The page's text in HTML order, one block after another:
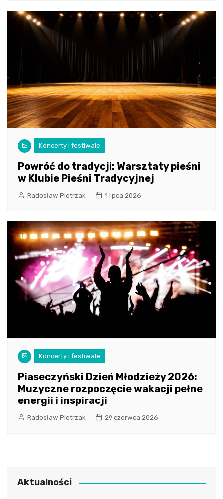
Koncerty i festiwale
Powróć do tradycji: Warsztaty pieśni
w Klubie Pieśni Tradycyjnej
Radosław Pietrzak 1 lipca 2026
Koncerty i festiwale
Piaseczyński Dzień Młodzieży 2026:
Muzyczne rozpoczęcie wakacji pełne
energii i inspiracji
Radosław Pietrzak 29 czerwca 2026
Aktualności